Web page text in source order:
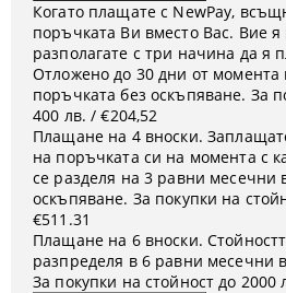
Когато плащате с NewPay,
поръчката Ви вместо Вас. Вие я
разполагате с три начина да я
Отложено до 30 дни от
поръчката без оскъпяване. За
400 лв. / €204,52
Плащане на 4 вноски.
на поръчката си на момента с
се разделя на 3 равни месечни
оскъпяване. За покупки на
€511.31
Плащане на 6 вноски.
разпределя в 6 равни месечни
За покупки на стойност до 2000